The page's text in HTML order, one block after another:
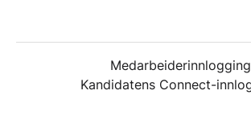
Medarbeiderinnlogging
Kandidatens Connect-